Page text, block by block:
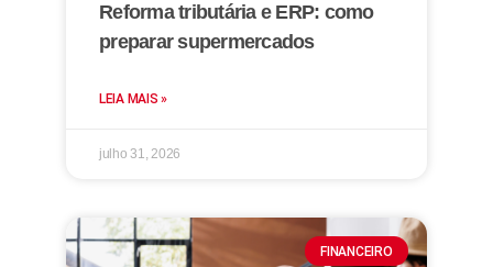
Reforma tributária e ERP: como
preparar supermercados
LEIA MAIS »
julho 31, 2026
FINANCEIRO